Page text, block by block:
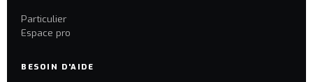
Particulier
Espace pro
BESOIN D'AIDE